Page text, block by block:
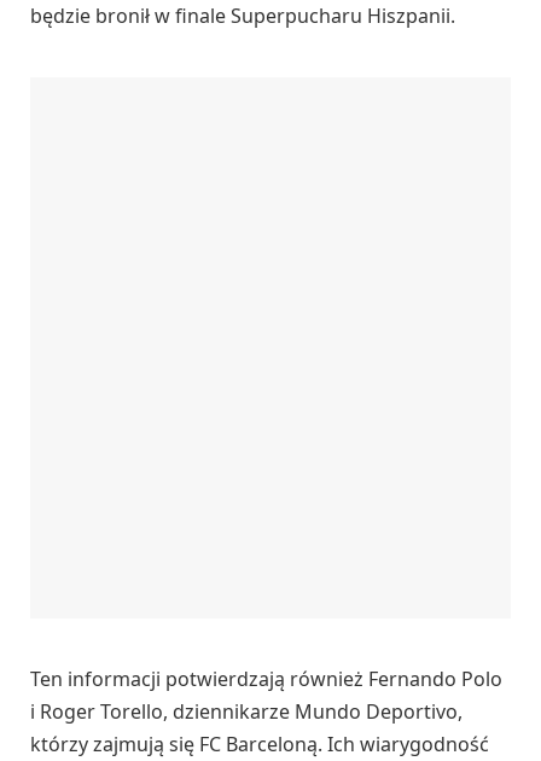
będzie bronił w finale Superpucharu Hiszpanii.
Ten informacji potwierdzają również Fernando Polo
i Roger Torello, dziennikarze Mundo Deportivo,
którzy zajmują się FC Barceloną. Ich wiarygodność